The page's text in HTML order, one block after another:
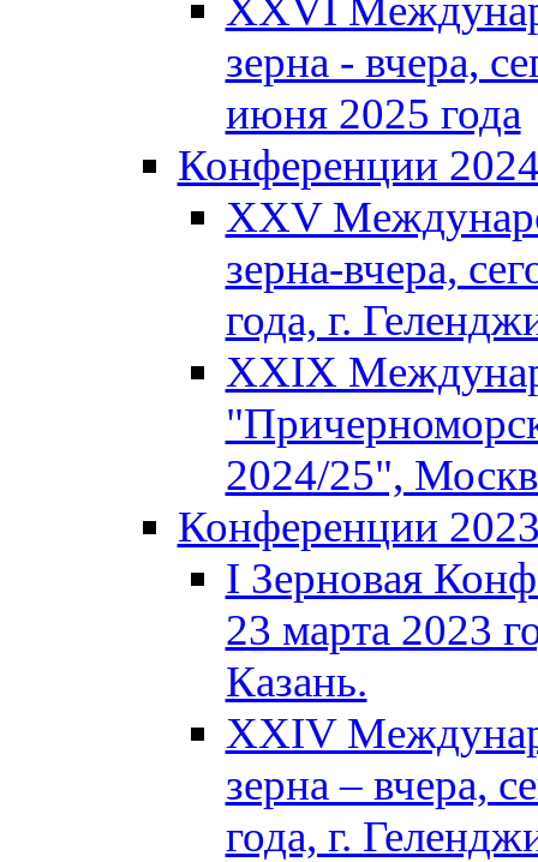
XXVI
зерна - вчера,
июня 2025 года
Конференции
XXV
зерна-вчера,
года, г.
XXIX
2024/25",
Конференции
I Зерновая
23 марта 2023
Казань.
XXIV
зерна – вчера,
года, г.